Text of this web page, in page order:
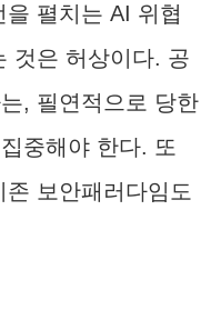
펼치는 AI 위협
것은 허상이다. 공
, 필연적으로 당한
중해야 한다. 또
보안패러다임도